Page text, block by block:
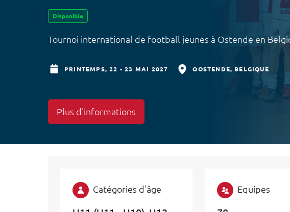
Disponible
Tournoi international de football jeunes à Ostende en
PRINTEMPS,22 - 23 MAI 2027 OOSTENDE BELGIQUE
Plus d'informations
Catégories d'âge Equipes